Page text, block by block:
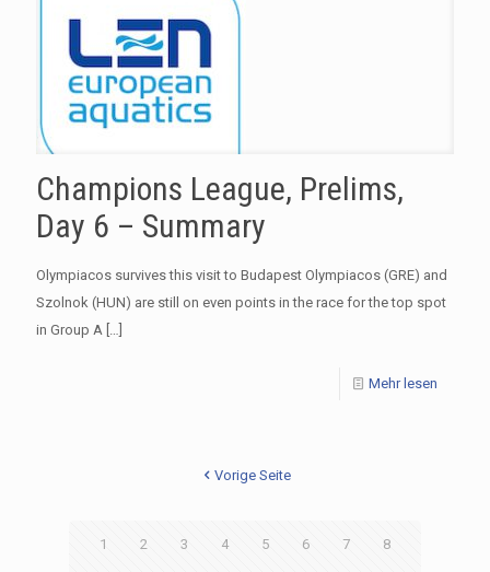
Champions League, Prelims,
Day 6 – Summary
Olympiacos survives this visit to Budapest Olympiacos (GRE) and
Szolnok (HUN) are still on even points in the race for the top spot
in Group A […]
Mehr lesen
Vorige Seite
1 2 3 4 5 6 7 8